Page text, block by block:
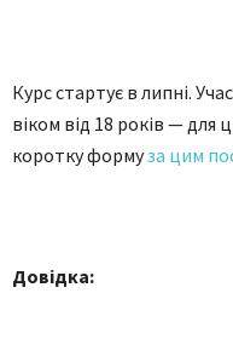
Курс стартує в липні.
віком від 18 років —
коротку формуза цим
Довідка: